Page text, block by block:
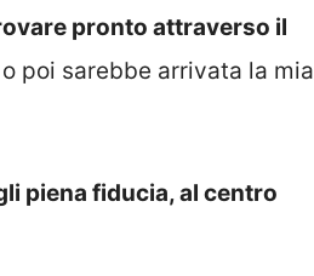
pronto attraverso il
poi sarebbe arrivata la mia
piena fiducia, al centro